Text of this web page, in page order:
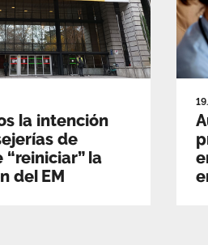
la intención
de
“reiniciar” la
del EM